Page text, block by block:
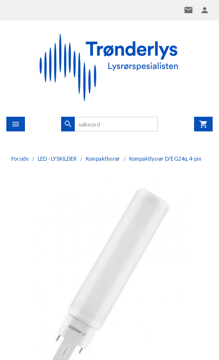
Forside LED - LYSKILDER Kompaktlysrør Kompaktlysrør D/E G24q. 4-pin